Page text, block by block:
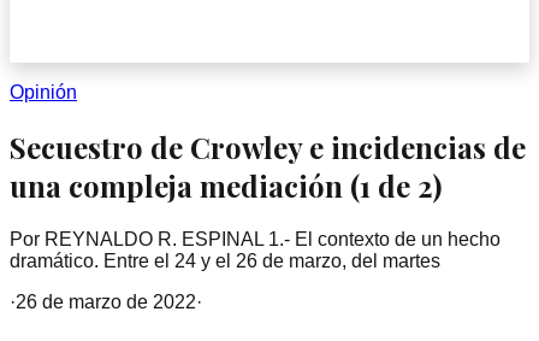
Opinión
Secuestro de Crowley e incidencias de
una compleja mediación (1 de 2)
Por REYNALDO R. ESPINAL 1.- El contexto de un hecho
dramático. Entre el 24 y el 26 de marzo, del martes
·26 de marzo de 2022·